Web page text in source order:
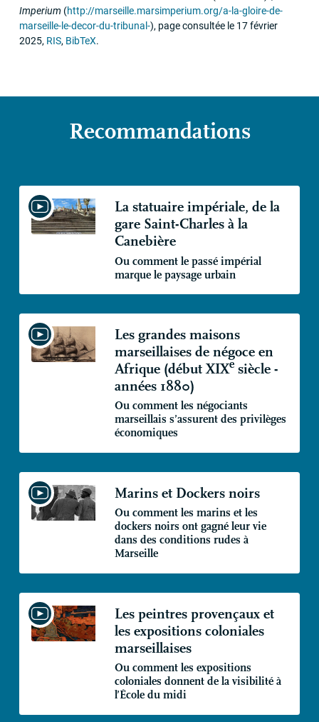
Imperium (http://marseille.marsimperium.org/a-la-gloire-de-
marseille-le-decor-du-tribunal-), page consultée le 17 février
2025, RIS, BibTeX.
Recommandations
La statuaire impériale, de la
gare Saint-Charles à la
Canebière
Ou comment le passé impérial
marque le paysage urbain
Les grandes maisons
marseillaises de négoce en
Afrique (débutXIXesiècle -
années 1880)
Ou comment les négociants
marseillais s’assurent des privilèges
économiques
Marins et Dockers noirs
Ou comment les marins et les
dockers noirs ont gagné leur vie
dans des conditions rudes à
Marseille
Les peintres provençaux et
les expositions coloniales
marseillaises
Ou comment les expositions
coloniales donnent de la visibilité à
l’École du midi